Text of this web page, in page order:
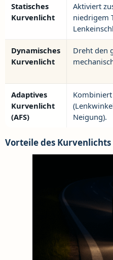
Statisches
Kurvenlicht
Aktiviert
niedrigem
Dynamisches
Kurvenlicht
Dreht den
Adaptives
Kurvenlicht
(AFS)
Kombiniert
Neigung).
Vorteile des Kurvenlichts